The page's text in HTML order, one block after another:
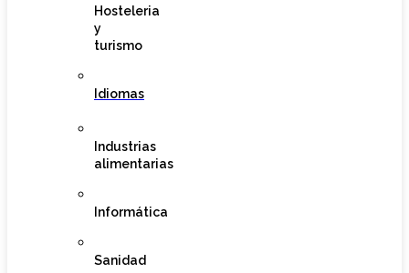
Hosteleria
y
turismo
Idiomas
Industrias
alimentarias
Informática
Sanidad